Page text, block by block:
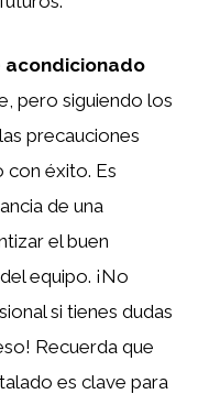
acondicionado
pero siguiendo los
precauciones
con éxito. Es
de una
el buen
equipo. ¡No
si tienes dudas
Recuerda que
es clave para